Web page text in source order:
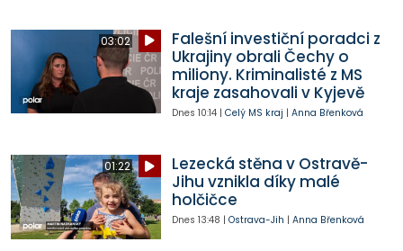
03:02
Falešní investiční poradci z
Ukrajiny obrali Čechy o
miliony. Kriminalisté z MS
kraje zasahovali v Kyjevě
Dnes 10:14| Celý MS kraj | Anna Břenková
01:22
Lezecká stěna v Ostravě-
Jihu vznikla díky malé
holčičce
Dnes 13:48 | Ostrava-Jih | Anna Břenková